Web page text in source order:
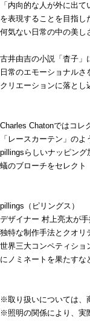
「内向的な人が外に出て
を表現することを目指し
何気ない日常の中の美し
古井由吉の小説「杳子」
日常のエモーショナル
クリエーションに落とし
Charles Chatonではコレ
「レースカーテン」の
pillingsらしいナッピング
蟻のブローチをセレクト
pillings（ピリングス）
デザイナー 村上亮太が手
独特な制作手法とクオリ
世界三大コンペティショ
にノミネートを果たすな
※取り扱いについては、
※照明の関係により、実